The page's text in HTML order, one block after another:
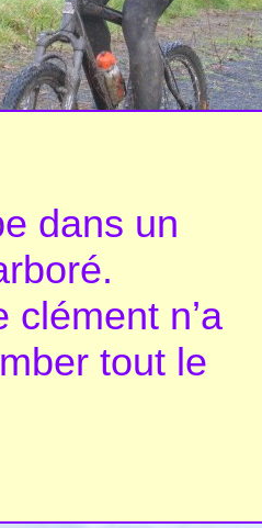
dans un
clément n’a
tout le